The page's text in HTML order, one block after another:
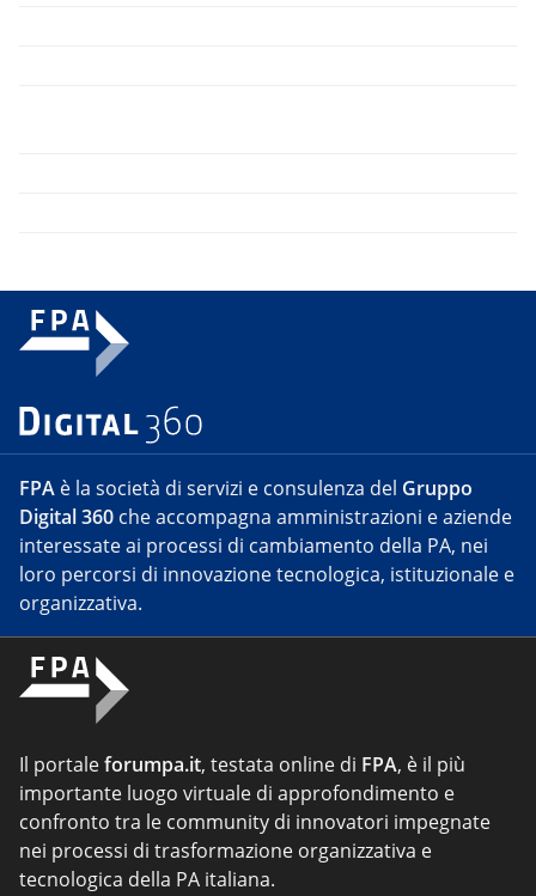
FPA è la società di servizi e consulenza del Gruppo
Digital 360 che accompagna amministrazioni e aziende
interessate ai processi di cambiamento della PA, nei
loro percorsi di innovazione tecnologica, istituzionale e
organizzativa.
Il portaleforumpa.it, testata online di FPA, è il più
importante luogo virtuale di approfondimento e
confronto tra le community di innovatori impegnate
nei processi di trasformazione organizzativa e
tecnologica della PA italiana.